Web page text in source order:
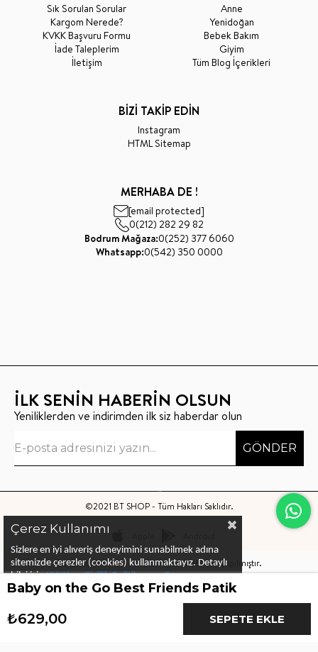
Sık Sorulan Sorular
Kargom Nerede?
KVKK Başvuru Formu
İade Taleplerim
İletişim
Anne
Yenidoğan
Bebek Bakım
Giyim
Tüm Blog İçerikleri
BİZİ TAKİP EDİN
Instagram
HTML Sitemap
MERHABA DE !
[email protected]
0(212) 282 29 82
Bodrum Mağaza:0(252) 377 6060
Whatsapp:0(542) 350 0000
İLK SENİN HABERİN OLSUN
Yeniliklerden ve indirimden ilk siz haberdar olun
GÖNDER
©2021 BT SHOP - Tüm Hakları Saklıdır.
Bu sitenin kurulumuKeyo Digitaltarafından yapılmıştır.
Çerez Kullanımı
Sizlere en iyi alıveriş deneyimini sunabilmek adına
sitemizde çerezler (cookies) kullanmaktayız. Detaylı
bilgi için KVKK ve Gizlilik Politikası veÇerez
Politika larını inceleyebilirsiniz
Baby on the Go Best Friends Patik
₺629,00